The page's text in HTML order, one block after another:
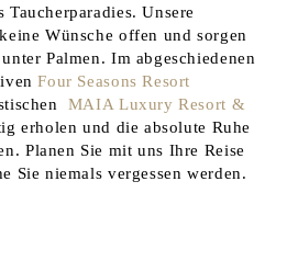
Unsere
Wünsche offen und sorgen
Palmen. Im abgeschiedenen
Four Seasons Resort
MAIA Luxury Resort &
erholen und die absolute Ruhe
Planen Sie mit uns Ihre Reise
Sie niemals vergessen werden.